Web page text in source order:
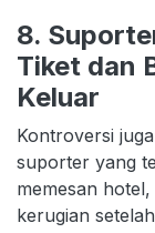
8.
Tiket dan
Keluar
Kontroversi
suporter yang
memesan
kerugian